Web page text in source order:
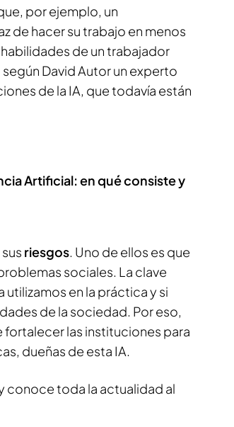
por ejemplo, un
de hacer su trabajo en menos
de un trabajador
David Autor un experto
de la IA, que todavía están
Artificial: en qué consiste y
riesgos. Uno de ellos es que
sociales. La clave
en la práctica y si
de la sociedad. Por eso,
las instituciones para
dueñas de esta IA.
conoce toda la actualidad al